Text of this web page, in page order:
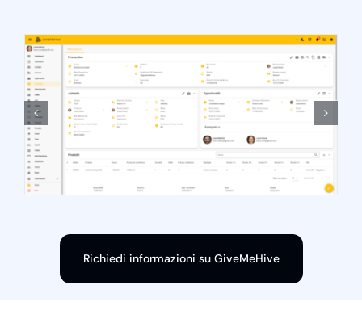
Richiedi informazioni su GiveMeHive